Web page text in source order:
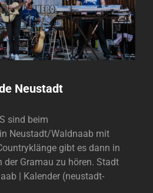
Neustadt
sind beim
Neustadt/Waldnaab mit
gibt es dann in
der Gramau zu hören. Stadt
| Kalender (neustadt-